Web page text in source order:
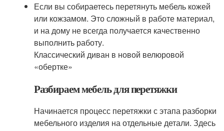
Если вы собираетесь перетянуть мебель кожей
или кожзамом. Это сложный в работе материал,
и на дому не всегда получается качественно
выполнить работу.
Классический диван в новой велюровой
«обертке»
Разбираем мебель для перетяжки
Начинается процесс перетяжки с этапа разборки
мебельного изделия на отдельные детали. Здесь